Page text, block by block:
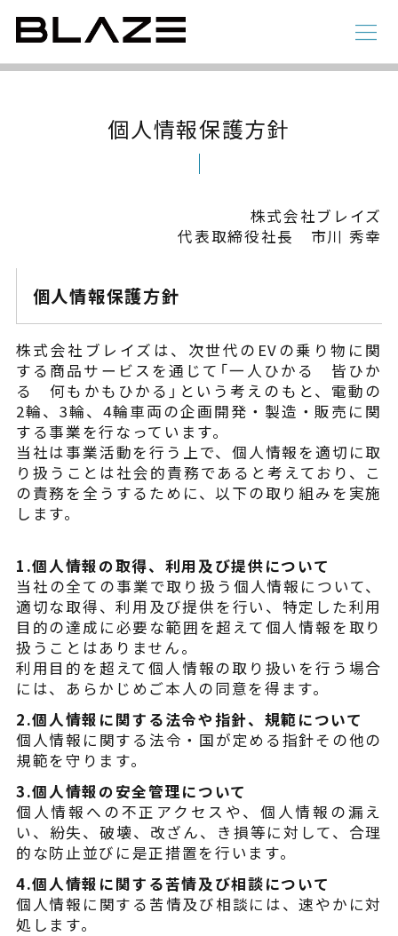
）
）
別途
STYLE e-BIKE
電動アシスト自転車
¥225,454（税込¥248,000）
詳細を見る
購入する
※類似品にご注意ください
ニュース
よくある質問
PRIVACY POLICY
個人情報保護方針
株式会社ブレイズ
代表取締役社長 市川 秀幸
個人情報保護方針
株式会社ブレイズは、次世代のEVの乗り物に関
する商品サービスを通じて「一人ひかる 皆ひか
る 何もかもひかる」という考えのもと、電動の
2輪、3輪、4輪車両の企画開発・製造・販売に関
する事業を行なっています。
当社は事業活動を行う上で、個人情報を適切に取
り扱うことは社会的責務であると考えており、こ
の責務を全うするために、以下の取り組みを実施
します。
1.個人情報の取得、利用及び提供について
当社の全ての事業で取り扱う個人情報について、
適切な取得、利用及び提供を行い、特定した利用
目的の達成に必要な範囲を超えて個人情報を取り
扱うことはありません。
利用目的を超えて個人情報の取り扱いを行う場合
には、あらかじめご本人の同意を得ます。
2.個人情報に関する法令や指針、規範について
個人情報に関する法令・国が定める指針その他の
規範を守ります。
3.個人情報の安全管理について
個人情報への不正アクセスや、個人情報の漏え
い、紛失、破壊、改ざん、き損等に対して、合理
的な防止並びに是正措置を行います。
4.個人情報に関する苦情及び相談について
個人情報に関する苦情及び相談には、速やかに対
処します。